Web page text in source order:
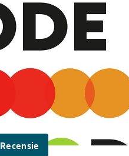
Recensie